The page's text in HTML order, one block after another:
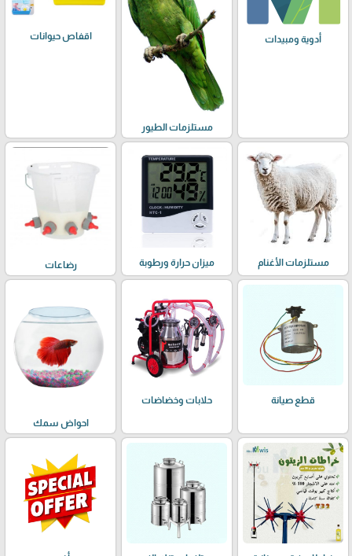
أدوية ومبيدات
مستلزمات الطيور
اقفاص حيوانات
مستلزمات الأغنام ميزان حرارة ورطوبة رضاعات
قطع صيانة حلابات وخضاضات
احواض سمك